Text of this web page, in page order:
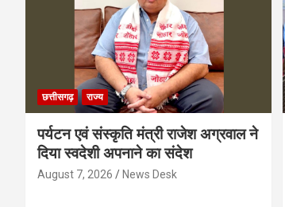
छत्तीसगढ़ राज्य
पर्यटन एवं संस्कृति मंत्री राजेश अग्रवाल ने
दिया स्वदेशी अपनाने का संदेश
August 7, 2026 News Desk